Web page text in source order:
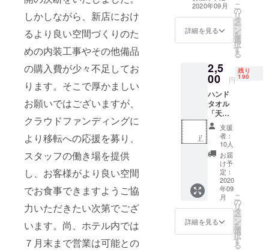
しかしながら、新店におけ
るより良い空間づくりのた
めの内装工事やその他備品
の購入費が少々不足してお
ります。そこで厚かましい
お願いではございますが、
クラウドファンディングに
より移転への応援を募り、
スタッフの働き場を提供
し、お客様がより良い空間
でお食事できますようご協
力いただきたい次第でござ
います。尚、ホテル内では
７月末まで営業は可能との
す。2020年09月
詳細を見る
こ
の
リ
タ
ー
ン
を
選
択
す
る
2,5
00 円
残り
190
ハンド
タオル
「天ぷ
らころ
も
Thank's
for your
funding
34cm×
37cm白
無地 ※
画像は
イメー
ジとな
りま
支援
者：
10人
お届
け予
定：
2020
年09
月
詳細を見る
こ
の
リ
タ
ー
ン
を
選
択
す
る